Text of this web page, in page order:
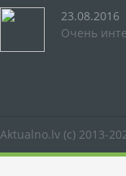
23.08.2016
Очень
Aktualno.lv (c) 2013-